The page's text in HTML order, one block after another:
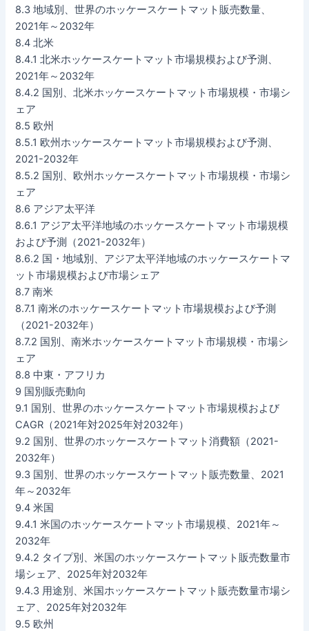
8.3 地域別、世界のホッケースケートマット販売数量、
2021年～2032年
8.4 北米
8.4.1 北米ホッケースケートマット市場規模および予測、
2021年～2032年
8.4.2 国別、北米ホッケースケートマット市場規模・市場シ
ェア
8.5 欧州
8.5.1 欧州ホッケースケートマット市場規模および予測、
2021-2032年
8.5.2 国別、欧州ホッケースケートマット市場規模・市場シ
ェア
8.6 アジア太平洋
8.6.1 アジア太平洋地域のホッケースケートマット市場規模
および予測（2021-2032年）
8.6.2 国・地域別、アジア太平洋地域のホッケースケートマ
ット市場規模および市場シェア
8.7 南米
8.7.1 南米のホッケースケートマット市場規模および予測
（2021-2032年）
8.7.2 国別、南米ホッケースケートマット市場規模・市場シ
ェア
8.8 中東・アフリカ
9 国別販売動向
9.1 国別、世界のホッケースケートマット市場規模および
CAGR（2021年対2025年対2032年）
9.2 国別、世界のホッケースケートマット消費額（2021-
2032年）
9.3 国別、世界のホッケースケートマット販売数量、2021
年～2032年
9.4 米国
9.4.1 米国のホッケースケートマット市場規模、2021年～
2032年
9.4.2 タイプ別、米国のホッケースケートマット販売数量市
場シェア、2025年対2032年
9.4.3 用途別、米国ホッケースケートマット販売数量市場シ
ェア、2025年対2032年
9.5 欧州